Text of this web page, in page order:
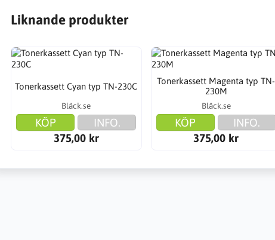
Liknande produkter
Tonerkassett Cyan typ TN-230C
Bläck.se
KÖP
INFO.
375,00 kr
Tonerkassett Magenta typ TN-
230M
Bläck.se
KÖP
INFO.
375,00 kr